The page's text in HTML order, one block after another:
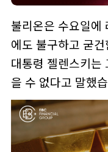
불리온은 수요일에
에도 불구하고 굳
대통령 젤렌스키는
을 수 없다고 말했